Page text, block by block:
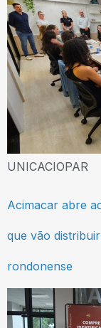
UNICACIOPAR
Acimacar abre
que vão
rondonense